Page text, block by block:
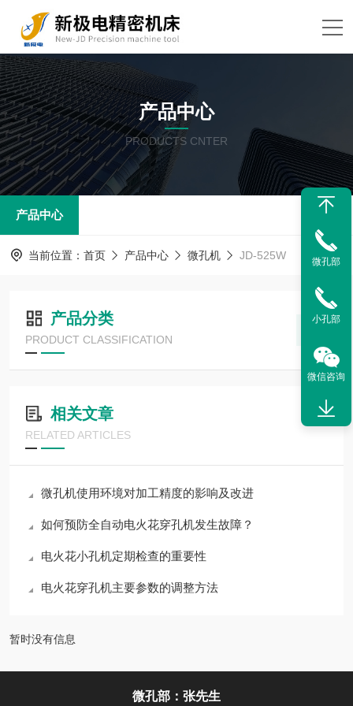
产品中心
PRODUCTS CNTER
产品中心
当前位置： 首页 产品中心 微孔机 JD-525W
产品分类
PRODUCT CLASSIFICATION
相关文章
RELATED ARTICLES
微孔机使用环境对加工精度的影响及改进
如何预防全自动电火花穿孔机发生故障？
电火花小孔机定期检查的重要性
电火花穿孔机主要参数的调整方法
暂时没有信息
微孔部：张先生
微孔部
小孔部
微信咨询